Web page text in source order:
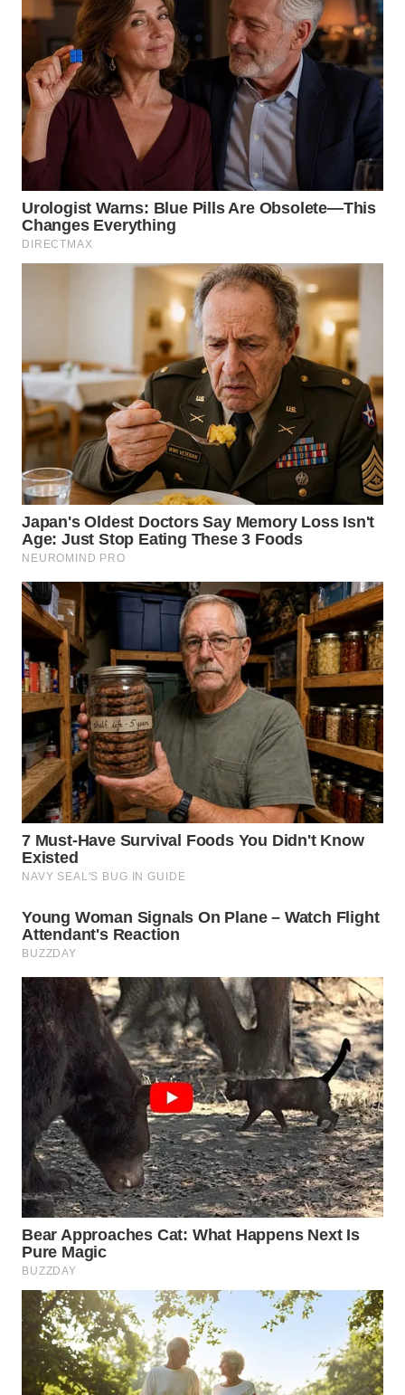
DANAU
WN
NIAS
LANGKAT
WN
TAPANULI
SELATAN
WN
KARO
WN
SIMALUNGUN
WN
LABUHANBATU
WN
TAPANULI
TENGAH
WN DELI
SERDANG
WN
TEBING
TINGGI
WN
PAKPAK
WN
BEKASI
WN
BOGOR
WN
DEPOK
WN
TAPANULI
UTARA
WN
SAMOSIR
WN
PADANG
LAWAS